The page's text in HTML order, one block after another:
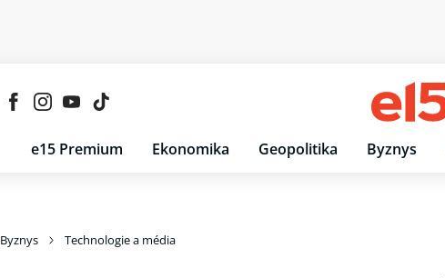
e15 Premium Ekonomika Geopolitika Byznys
Byznys Technologie a média